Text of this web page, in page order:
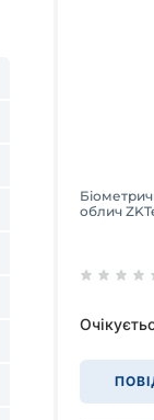
облич